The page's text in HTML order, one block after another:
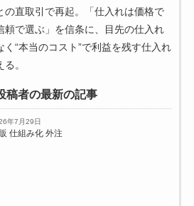
の直取引で再起。「仕入れは価格で
頼で選ぶ」を信条に、目先の仕入れ
く“本当のコスト”で利益を残す仕入れ
。
稿者の最新の記事
年7月29日
仕組み化 外注